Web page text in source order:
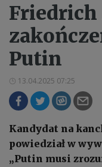
Friedrich
Putin
13.04.2025 07:25
Kandydat na
powiedział w
„Putin musi